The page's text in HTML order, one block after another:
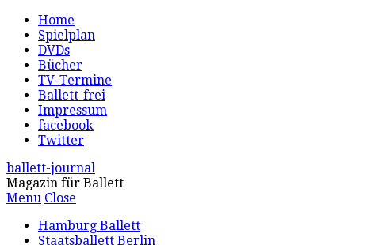
Home
Spielplan
DVDs
Bücher
TV-Termine
Ballett-frei
Impressum
facebook
Twitter
ballett-journal
Magazin für Ballett
Menu Close
Hamburg Ballett
Staatsballett Berlin